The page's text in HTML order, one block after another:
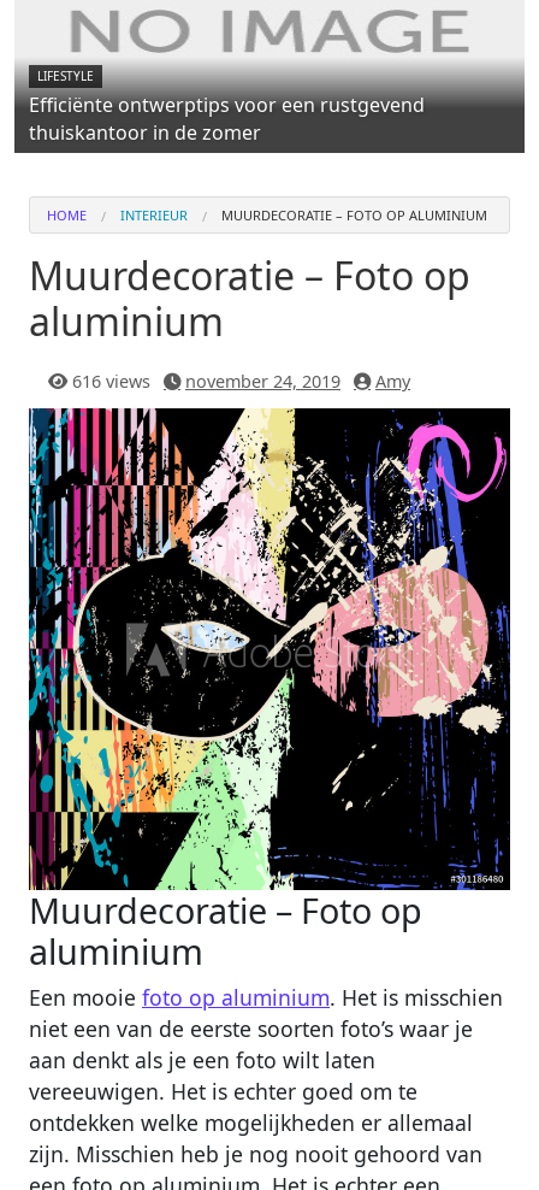
LIFESTYLE
Efficiënte ontwerptips voor een rustgevend
thuiskantoor in de zomer
HOME INTERIEUR MUURDECORATIE – FOTO OP ALUMINIUM
Muurdecoratie – Foto op
aluminium
616 views november 24, 2019 Amy
Muurdecoratie – Foto op
aluminium
Een mooie foto op aluminium. Het is misschien
niet een van de eerste soorten foto’s waar je
aan denkt als je een foto wilt laten
vereeuwigen. Het is echter goed om te
ontdekken welke mogelijkheden er allemaal
zijn. Misschien heb je nog nooit gehoord van